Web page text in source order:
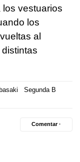
vestuarios
los
al
Segunda B
Comentar ·